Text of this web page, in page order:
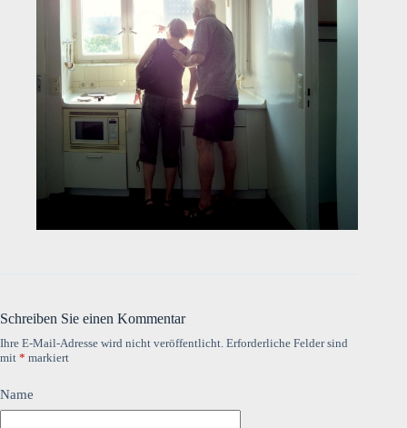
Schreiben Sie einen Kommentar
Ihre E-Mail-Adresse wird nicht veröffentlicht. Erforderliche Felder sind
mit * markiert
Name